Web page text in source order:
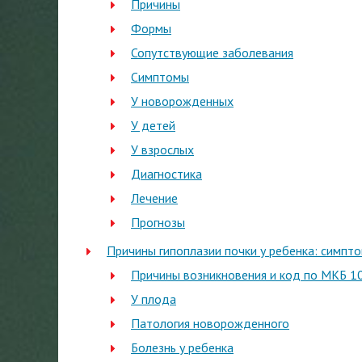
Причины
Формы
Сопутствующие заболевания
Симптомы
У новорожденных
У детей
У взрослых
Диагностика
Лечение
Прогнозы
Причины гипоплазии почки у ребенка:
Причины возникновения и код по МКБ
У плода
Патология новорожденного
Болезнь у ребенка